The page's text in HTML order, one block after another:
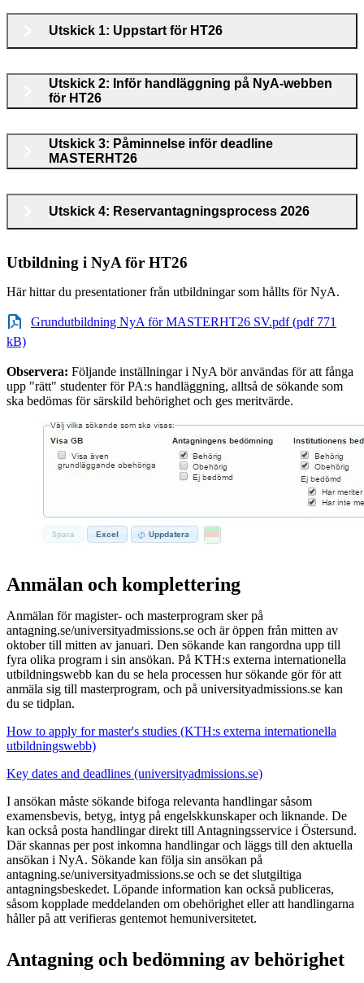
Utskick 1: Uppstart för HT26
Utskick 2: Inför handläggning på NyA-webben
för HT26
Utskick 3: Påminnelse inför deadline
MASTERHT26
Utskick 4: Reservantagningsprocess 2026
Utbildning i NyA för HT26
Här hittar du presentationer från utbildningar som hållts för NyA.
Grundutbildning NyA för MASTERHT26 SV.pdf (pdf 771
kB)
Observera: Följande inställningar i NyA bör användas för att fånga
upp "rätt" studenter för PA:s handläggning, alltså de sökande som
ska bedömas för särskild behörighet och ges meritvärde.
Anmälan och komplettering
Anmälan för magister- och masterprogram sker på
antagning.se/universityadmissions.se och är öppen från mitten av
oktober till mitten av januari. Den sökande kan rangordna upp till
fyra olika program i sin ansökan. På KTH:s externa internationella
utbildningswebb kan du se hela processen hur sökande gör för att
anmäla sig till masterprogram, och på universityadmissions.se kan
du se tidplan.
How to apply for master's studies (KTH:s externa internationella
utbildningswebb)
Key dates and deadlines (universityadmissions.se)
I ansökan måste sökande bifoga relevanta handlingar såsom
examensbevis, betyg, intyg på engelskkunskaper och liknande. De
kan också posta handlingar direkt till Antagningsservice i Östersund.
Där skannas per post inkomna handlingar och läggs till den aktuella
ansökan i NyA. Sökande kan följa sin ansökan på
antagning.se/universityadmissions.se och se det slutgiltiga
antagningsbeskedet. Löpande information kan också publiceras,
såsom kopplade meddelanden om obehörighet eller att handlingarna
håller på att verifieras gentemot hemuniversitetet.
Antagning och bedömning av behörighet